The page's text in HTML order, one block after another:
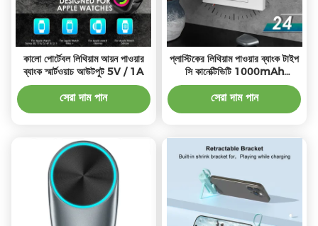
কালো পোর্টেবল লিথিয়াম আয়ন পাওয়ার
ব্যাংক স্মার্টওয়াচ আউটপুট 5V / 1A
সেরা দাম পান
প্লাস্টিকের লিথিয়াম পাওয়ার ব্যাংক টাইপ
সি কানেক্টিভিটি 1000mAh
ক্যাপাসিটি স্মার্টওয়াচের জন্য
সেরা দাম পান